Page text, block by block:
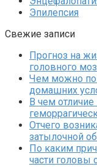
Эпилепсия
Свежие записи
Прогноз на
головного
Чем можно
домашних
В чем
Отчего
затылочной
По каким
части головы